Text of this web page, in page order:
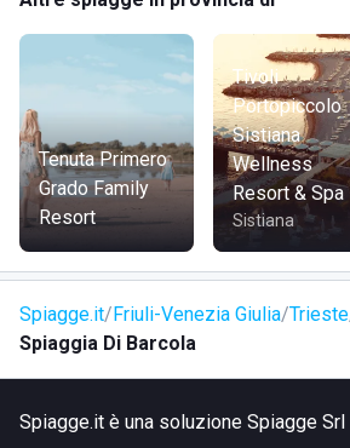
Tenuta Primero
Grado Family
Resort
Tivoli
Portopiccolo
Sistiana
Wellness
Resort & Spa
Sistiana
Spiagge.it Friuli-Venezia Giulia Trieste
Spiaggia Di Barcola
Spiagge.it è una soluzione Spiagge Srl